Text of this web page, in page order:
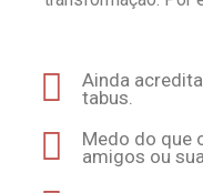
Ainda
tabus.
Medo do que
amigos ou